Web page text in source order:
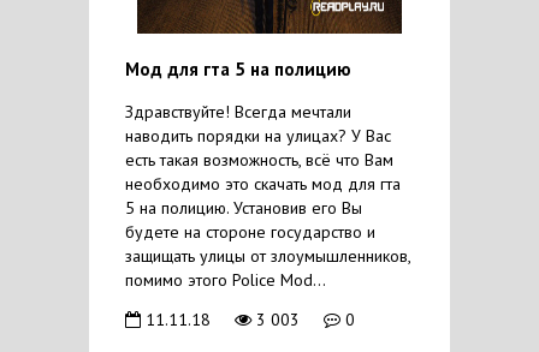
Мод для гта 5 на полицию
Здравствуйте! Всегда мечтали
наводить порядки на улицах? У Вас
есть такая возможность, всё что Вам
необходимо это скачать мод для гта
5 на полицию. Установив его Вы
будете на стороне государство и
защищать улицы от злоумышленников,
помимо этого Police Mod...
11.11.18
3 003 0